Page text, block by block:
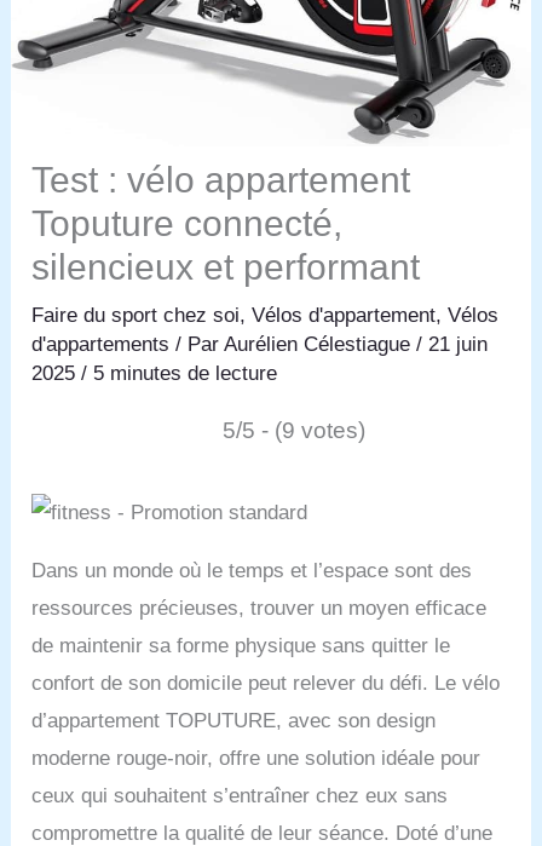
Test : vélo appartement
Toputure connecté,
silencieux et performant
Faire du sport chez soi,Vélos d'appartement,Vélos
d'appartements / ParAurélien Célestiague/21 juin
2025/ 5 minutes de lecture
5/5 - (9 votes)
Dans un monde où le temps et l’espace sont des
ressources précieuses, trouver un moyen efficace
de maintenir sa forme physique sans quitter le
confort de son domicile peut relever du défi. Le vélo
d’appartement TOPUTURE, avec son design
moderne rouge-noir, offre une solution idéale pour
ceux qui souhaitent s’entraîner chez eux sans
compromettre la qualité de leur séance. Doté d’une